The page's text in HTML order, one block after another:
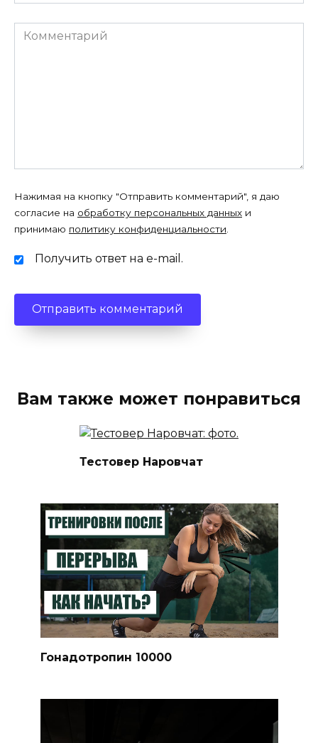
*
Комментарий
Нажимая на кнопку "Отправить комментарий", я даю
согласие на обработку персональных данных и
принимаю политику конфиденциальности.
Получить ответ на e-mail.
Вам также может понравиться
Тестовер Наровчат
Гонадотропин 10000